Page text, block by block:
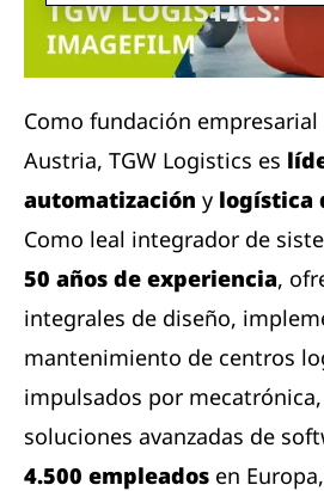
Como fundación empresarial
Austria, TGW Logistics es
automatización y logística
Como leal integrador de
50 años de experiencia,
integrales de diseño,
mantenimiento de centros
impulsados ​​por
soluciones avanzadas de
4.500 empleados en